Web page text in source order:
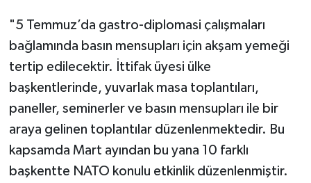
"5 Temmuz’da gastro-diplomasi çalışmaları
bağlamında basın mensupları için akşam yemeği
tertip edilecektir. İttifak üyesi ülke
başkentlerinde, yuvarlak masa toplantıları,
paneller, seminerler ve basın mensupları ile bir
araya gelinen toplantılar düzenlenmektedir. Bu
kapsamda Mart ayından bu yana 10 farklı
başkentte NATO konulu etkinlik düzenlenmiştir.